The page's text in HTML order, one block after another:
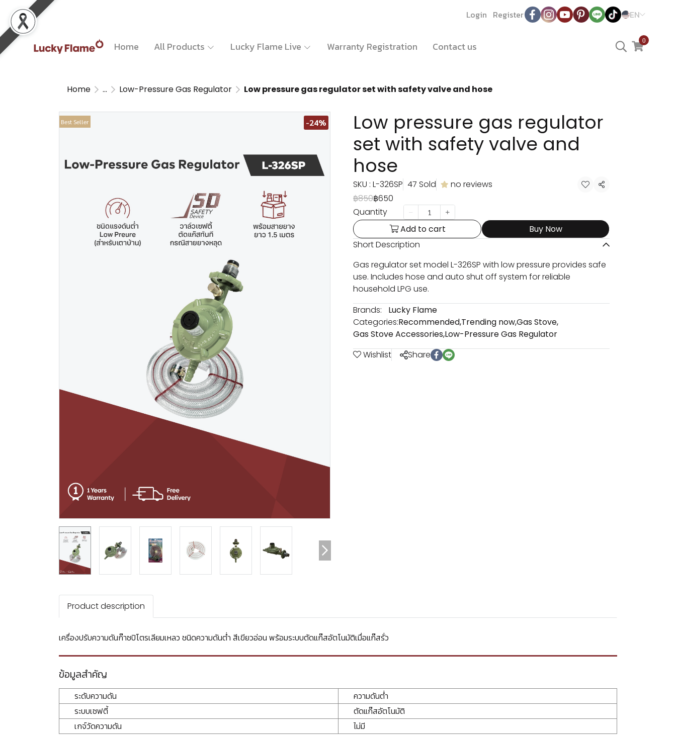
Login Register EN
Home All Products Lucky Flame Live Warranty Registration Contact us 0
Home ... Low-Pressure Gas Regulator Low pressure gas regulator set with safety valve and hose
Best Seller -24%
Low pressure gas regulator
set with safety valve and
hose
SKU : L-326SP 47 Sold no reviews
Share
฿850฿650
Quantity
Add to cart
Buy Now
Short Description
Gas regulator set model L-326SP with low pressure provides safe
use. Includes hose and auto shut off system for reliable
household LPG use.
Brands:
Lucky Flame
Categories:Recommended,Trending now,Gas Stove,
Gas Stove Accessories,Low-Pressure Gas Regulator
Wishlist
Share
Product description
เครื่องปรับความดันก๊าซปิโตรเลียมเหลว ชนิดความดันต่ำ สีเขียวอ่อน พร้อมระบบตัดแก๊สอัตโนมัติเมื่อแก๊สรั่ว
ข้อมูลสำคัญ
ระดับความดัน
ความดันต่ำ
ระบบเซฟตี้
ตัดแก๊สอัตโนมัติ
เกจ์วัดความดัน
ไม่มี